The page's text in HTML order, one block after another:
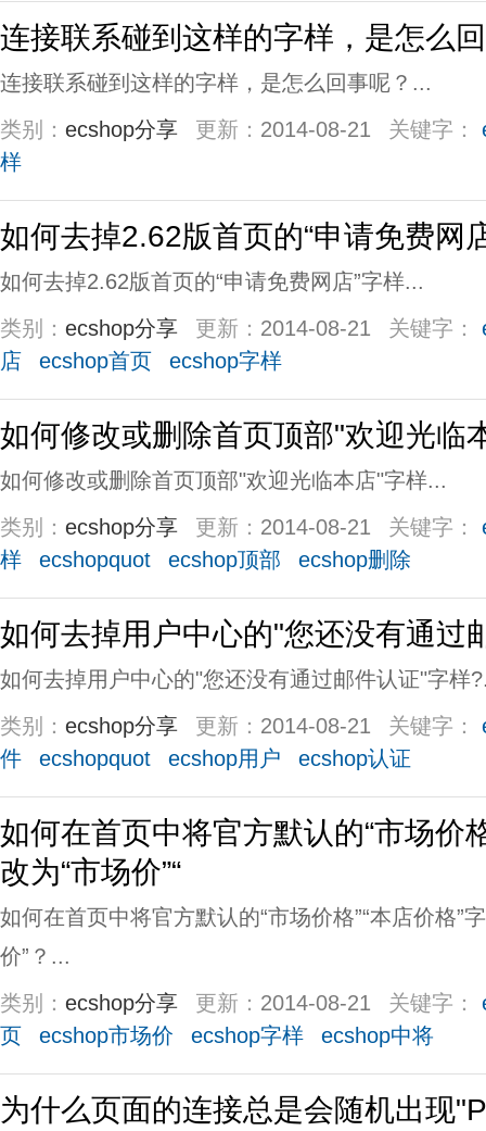
连接联系碰到这样的字样，是怎么
连接联系碰到这样的字样，是怎么回事呢？...
类别： ecshop分享 更新： 2014-08-21 关键字：
样
如何去掉2.62版首页的“申请免费网
如何去掉2.62版首页的“申请免费网店”字样...
类别： ecshop分享 更新： 2014-08-21 关键字：
店
ecshop首页 ecshop字样
如何修改或删除首页顶部"欢迎光临
如何修改或删除首页顶部"欢迎光临本店"字样...
类别： ecshop分享 更新： 2014-08-21 关键字：
样
ecshopquot ecshop顶部 ecshop删除
如何去掉用户中心的"您还没有通过
如何去掉用户中心的"您还没有通过邮件认证"字样
类别： ecshop分享 更新： 2014-08-21 关键字：
件
ecshopquot ecshop用户 ecshop认证
如何在首页中将官方默认的“市场价
改为“市场价”“
如何在首页中将官方默认的“市场价格”“本店价格”
价”？...
类别： ecshop分享 更新： 2014-08-21 关键字：
页
ecshop市场价 ecshop字样 ecshop中将
为什么页面的连接总是会随机出现